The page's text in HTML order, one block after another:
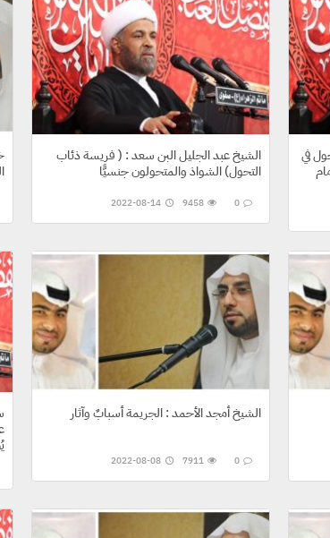
في
الشيخ عبد الجليل البن سعد : ( فريسة ذئاب
التحول) الشواذ والمتحولون جنسيًّا
الشيخ أمجد الأحمد : الجريمة أسبابٌ وآثار